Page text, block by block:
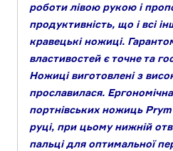
роботи лівою рукою і
продуктивність, що і всі
кравецькі ножиці.
властивостей є точне та
Ножиці виготовлені з
прославилася.
портнівських ножиць
руці, при цьому нижній
пальці для оптимальної